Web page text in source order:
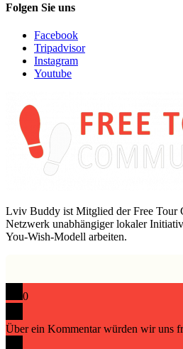
Folgen Sie uns
Facebook
Tripadvisor
Instagram
Youtube
Lviv Buddy ist Mitglied der Free Tour
Netzwerk unabhängiger lokaler
You-Wish-Modell arbeiten.
0
Über ein Kommentar würden wir uns